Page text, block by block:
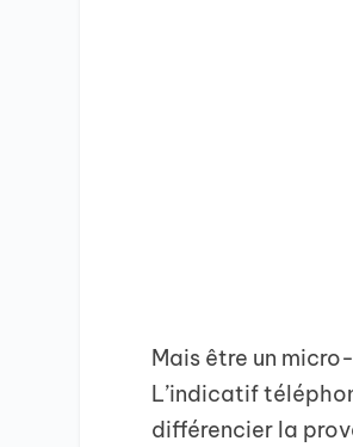
Mais être un
L’indicatif
différencier la